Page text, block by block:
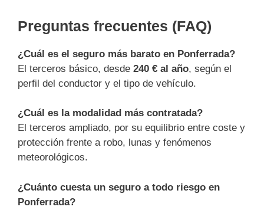
Preguntas frecuentes (FAQ)
¿Cuál es el seguro más barato en Ponferrada?
El terceros básico, desde 240 € al año, según el
perfil del conductor y el tipo de vehículo.
¿Cuál es la modalidad más contratada?
El terceros ampliado, por su equilibrio entre coste y
protección frente a robo, lunas y fenómenos
meteorológicos.
¿Cuánto cuesta un seguro a todo riesgo en
Ponferrada?